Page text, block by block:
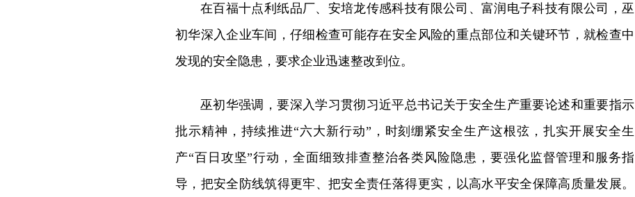
在百福十点利纸品厂、安培龙传感科技有限公司、富润电子科技有限公司，巫
初华深入企业车间，仔细检查可能存在安全风险的重点部位和关键环节，就检查中
发现的安全隐患，要求企业迅速整改到位。
巫初华强调，要深入学习贯彻习近平总书记关于安全生产重要论述和重要指示
批示精神，持续推进“六大新行动”，时刻绷紧安全生产这根弦，扎实开展安全生
产“百日攻坚”行动，全面细致排查整治各类风险隐患，要强化监督管理和服务指
导，把安全防线筑得更牢、把安全责任落得更实，以高水平安全保障高质量发展。